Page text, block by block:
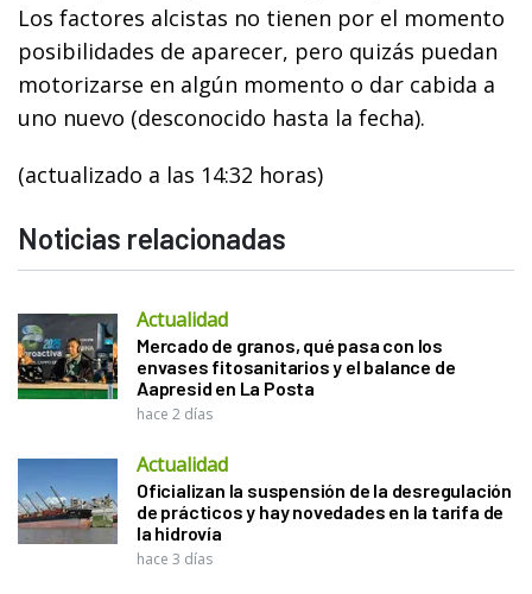
Los factores alcistas no tienen por el momento
posibilidades de aparecer, pero quizás puedan
motorizarse en algún momento o dar cabida a
uno nuevo (desconocido hasta la fecha).
(actualizado a las 14:32 horas)
Noticias relacionadas
Actualidad
Mercado de granos, qué pasa con los
envases fitosanitarios y el balance de
Aapresid en La Posta
hace 2 días
Actualidad
Oficializan la suspensión de la desregulación
de prácticos y hay novedades en la tarifa de
la hidrovía
hace 3 días